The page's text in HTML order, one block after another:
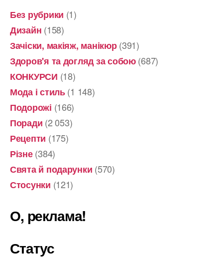
Без рубрики (1)
Дизайн (158)
Зачіски, макіяж, манікюр(391)
Здоров'я та догляд за собою(687)
КОНКУРСИ (18)
Мода і стиль(1 148)
Подорожі (166)
Поради (2 053)
Рецепти (175)
Різне(384)
Свята й подарунки (570)
Стосунки (121)
О, реклама!
Статус